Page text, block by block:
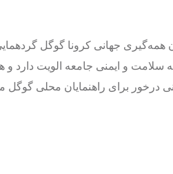
جهانی کرونا گوگل
سلامت و ایمنی جامعه الویت
درخور برای راهنمایان محلی